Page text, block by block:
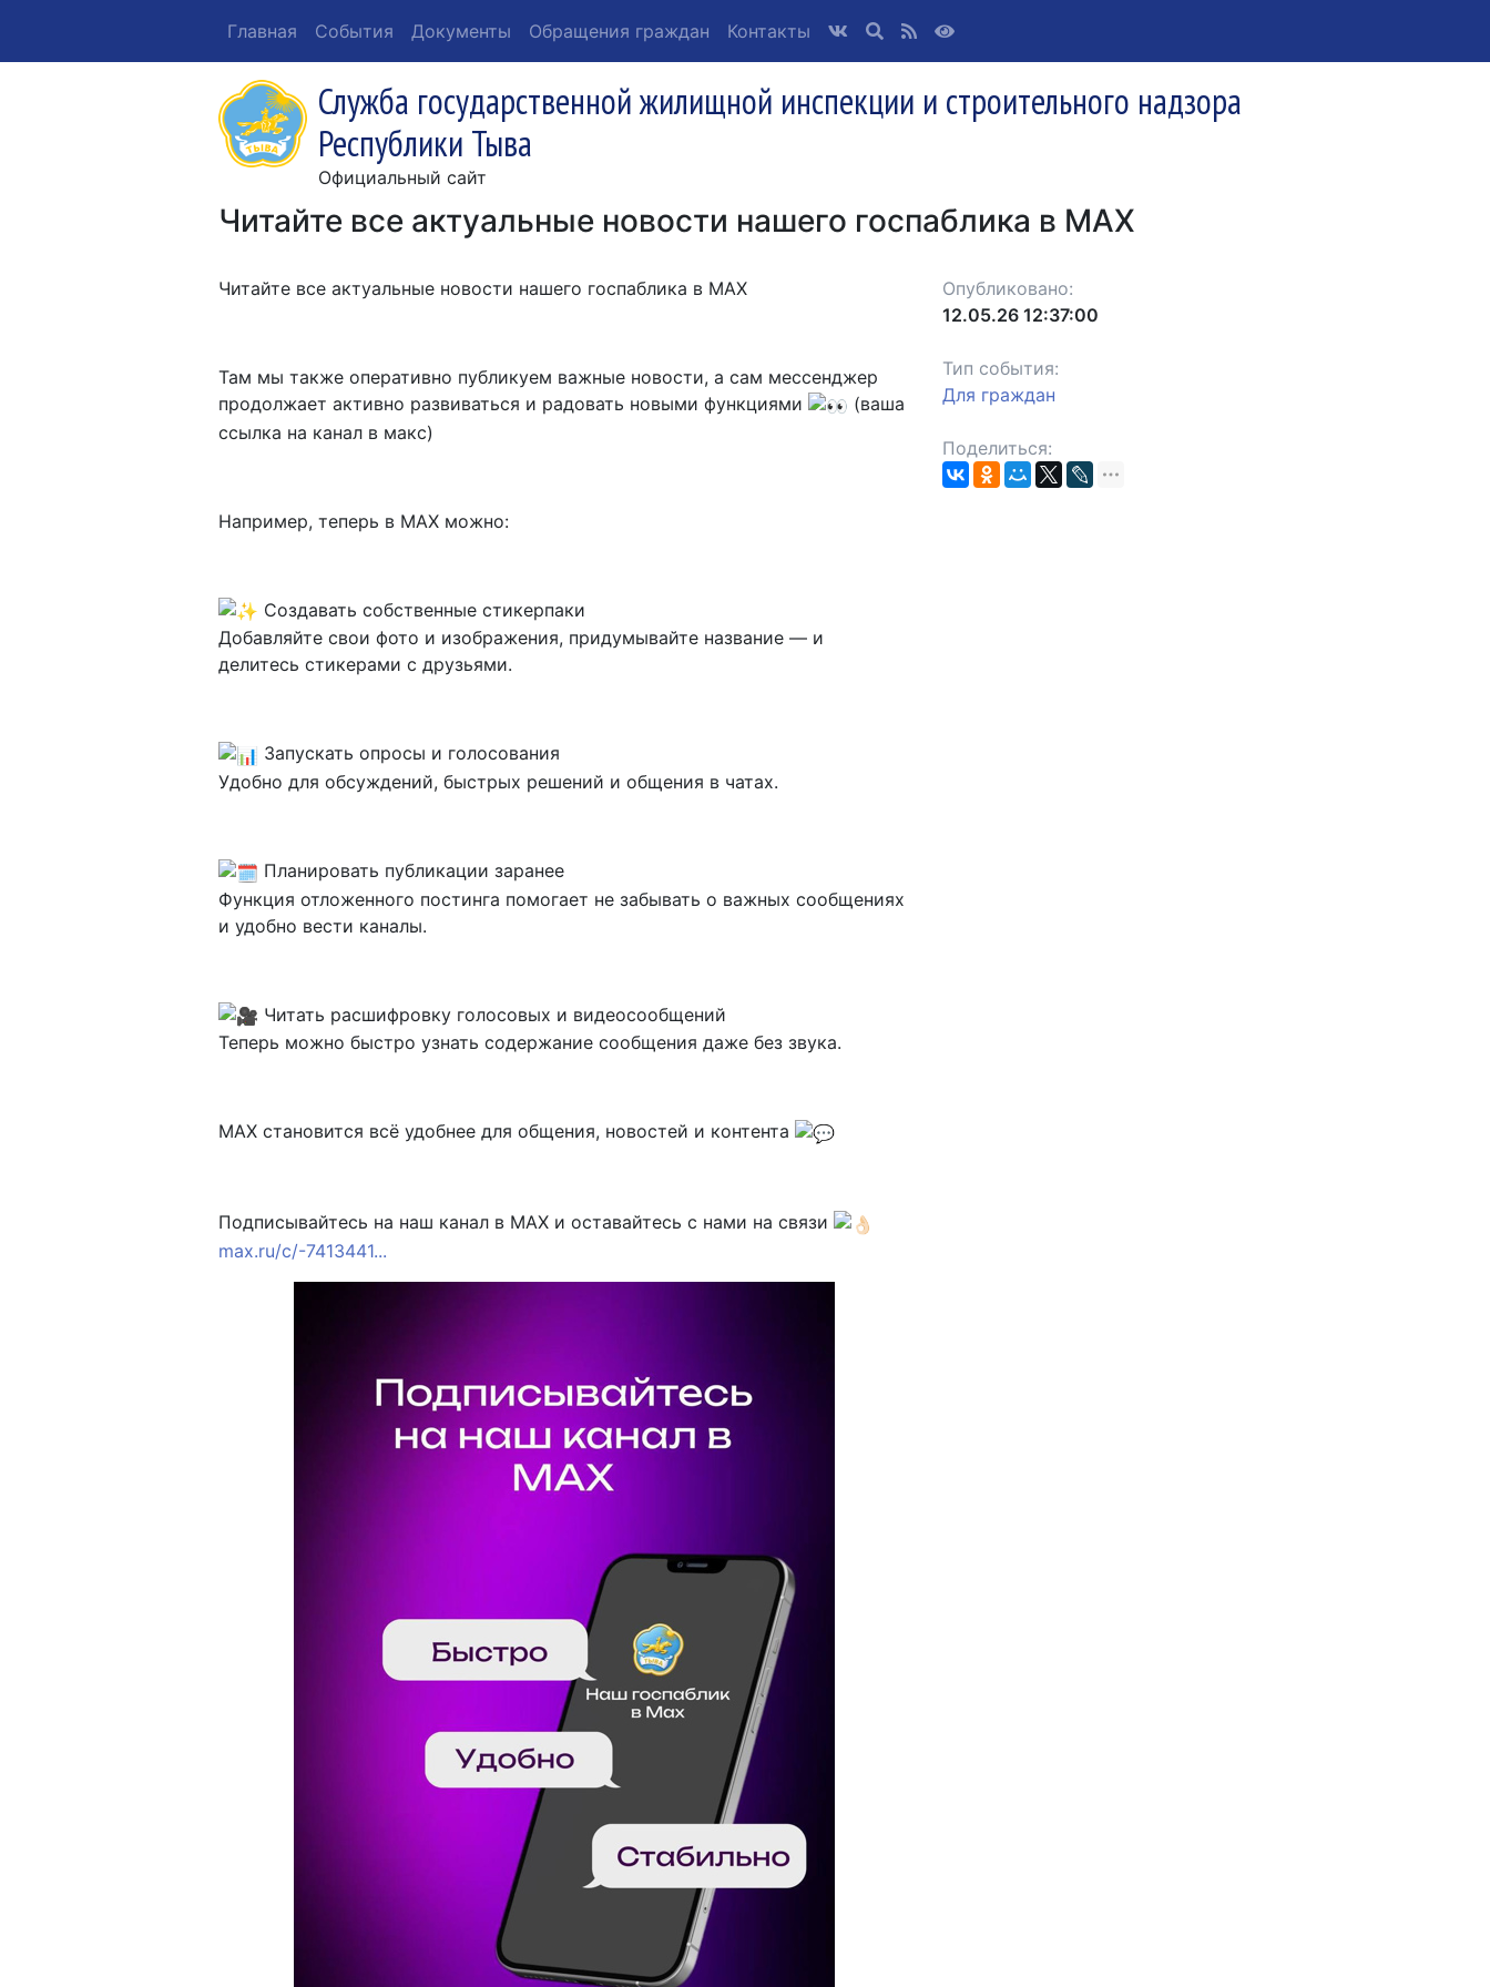
Главная События Документы Обращения граждан Контакты
Служба государственной жилищной инспекции и строительного надзора
Республики Тыва
Официальный сайт
Читайте все актуальные новости нашего госпаблика в MAX
Читайте все актуальные новости нашего госпаблика в MAX
Там мы также оперативно публикуем важные новости, а сам мессенджер
продолжает активно развиваться и радовать новыми функциями
(ваша
ссылка на канал в макс)
Например, теперь в MAX можно:
Создавать собственные стикерпаки
Добавляйте свои фото и изображения, придумывайте название — и
делитесь стикерами с друзьями.
Запускать опросы и голосования
Удобно для обсуждений, быстрых решений и общения в чатах.
Планировать публикации заранее
Функция отложенного постинга помогает не забывать о важных сообщениях
и удобно вести каналы.
Читать расшифровку голосовых и видеосообщений
Теперь можно быстро узнать содержание сообщения даже без звука.
MAX становится всё удобнее для общения, новостей и контента
Подписывайтесь на наш канал в MAX и оставайтесь с нами на связи
max.ru/c/-7413441...
Опубликовано:
12.05.26 12:37:00
Тип события:
Для граждан
Поделиться: